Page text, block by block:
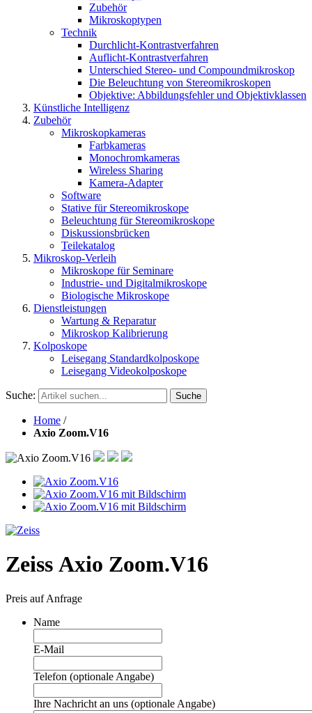
Zubehör
Mikroskoptypen
Technik
Durchlicht-Kontrastverfahren
Auflicht-Kontrastverfahren
Unterschied Stereo- und Compoundmikroskop
Die Beleuchtung von Stereomikroskopen
Objektive: Abbildungsfehler und Objektivklassen
Künstliche Intelligenz
Zubehör
Mikroskopkameras
Farbkameras
Monochromkameras
Wireless Sharing
Kamera-Adapter
Software
Stative für Stereomikroskope
Beleuchtung für Stereomikroskope
Diskussionsbrücken
Teilekatalog
Mikroskop-Verleih
Mikroskope für Seminare
Industrie- und Digitalmikroskope
Biologische Mikroskope
Dienstleistungen
Wartung & Reparatur
Mikroskop Kalibrierung
Kolposkope
Leisegang Standardkolposkope
Leisegang Videokolposkope
Suche: Suche
Home /
Axio Zoom.V16
Zeiss Axio Zoom.V16
Preis auf Anfrage
Name
E-Mail
Telefon (optionale Angabe)
Ihre Nachricht an uns (optionale Angabe)